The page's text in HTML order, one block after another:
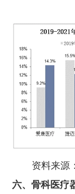
资料来源
六、骨科医疗